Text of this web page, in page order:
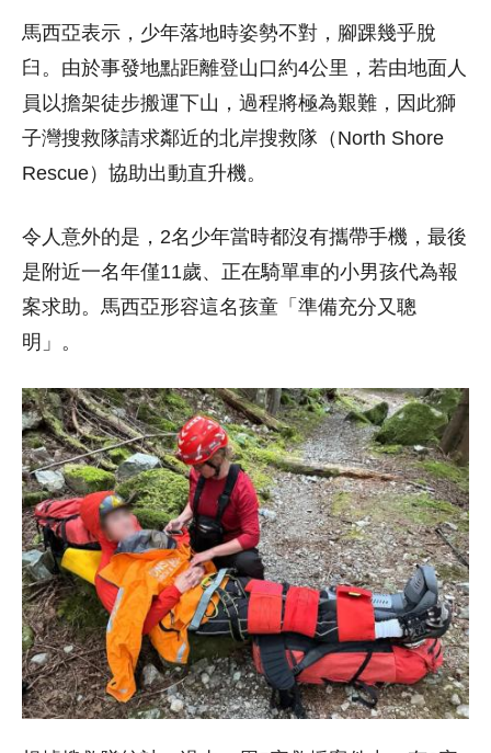
馬西亞表示，少年落地時姿勢不對，腳踝幾乎脫
臼。由於事發地點距離登山口約4公里，若由地面人
員以擔架徒步搬運下山，過程將極為艱難，因此獅
子灣搜救隊請求鄰近的北岸搜救隊（ North Shore
Rescue）協助出動直升機。
令人意外的是，2名少年當時都沒有攜帶手機，最後
是附近一名年僅11歲、正在騎單車的小男孩代為報
案求助。馬西亞形容這名孩童「準備充分又聰
明」。